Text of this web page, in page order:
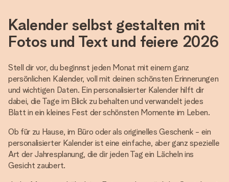
Kalender selbst gestalten mit
Fotos und Text und feiere 2026
Stell dir vor, du beginnst jeden Monat mit einem ganz
persönlichen Kalender, voll mit deinen schönsten Erinnerungen
und wichtigen Daten. Ein personalisierter Kalender hilft dir
dabei, die Tage im Blick zu behalten und verwandelt jedes
Blatt in ein kleines Fest der schönsten Momente im Leben.
Ob für zu Hause, im Büro oder als originelles Geschenk - ein
personalisierter Kalender ist eine einfache, aber ganz spezielle
Art der Jahresplanung, die dir jeden Tag ein Lächeln ins
Gesicht zaubert.